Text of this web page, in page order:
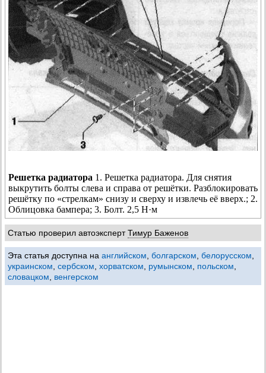
Решетка радиатора 1. Решетка радиатора. Для снятия
выкрутить болты слева и справа от решётки. Разблокировать
решётку по «стрелкам» снизу и сверху и извлечь её вверх.; 2.
Облицовка бампера; 3. Болт. 2,5 Н·м
Статью проверил автоэкспертТимур Баженов
Эта статья доступна на английском болгарском белорусском
украинском сербском хорватском румынском польском
словацком
венгерском